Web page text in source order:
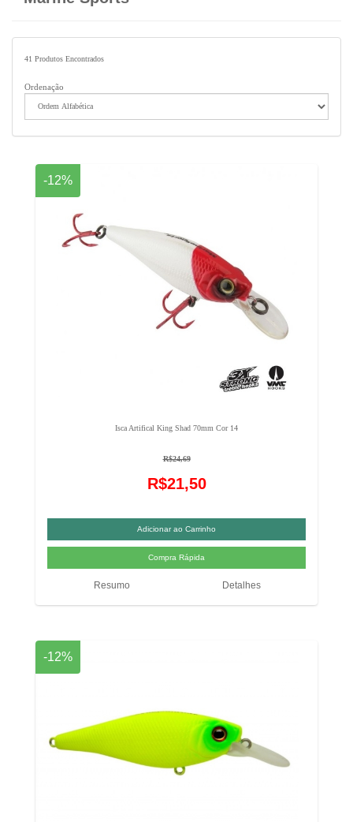
41 Produtos Encontrados
Ordenação
-12%
Isca Artifical King Shad 70mm Cor 14
R$24,69
R$21,50
Resumo Detalhes
-12%